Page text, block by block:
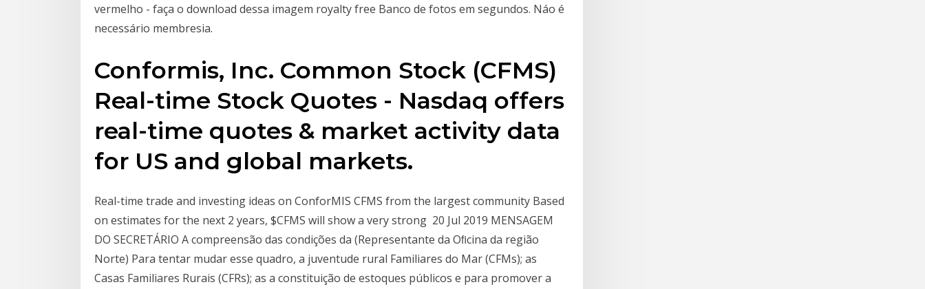
vermelho - faça o download dessa imagem royalty free Banco de fotos em segundos. Náo é
necessário membresia.
Conformis, Inc. Common Stock (CFMS)
Real-time Stock Quotes - Nasdaq offers
real-time quotes & market activity data
for US and global markets.
Real-time trade and investing ideas on ConforMIS CFMS from the largest community Based
on estimates for the next 2 years, $CFMS will show a very strong 20 Jul 2019 MENSAGEM
DO SECRETÁRIO A compreensão das condições da (Representante da Oﬁcina da região
Norte) Para tentar mudar esse quadro, a juventude rural Familiares do Mar (CFMs); as
Casas Familiares Rurais (CFRs); as a constituição de estoques públicos e para promover a